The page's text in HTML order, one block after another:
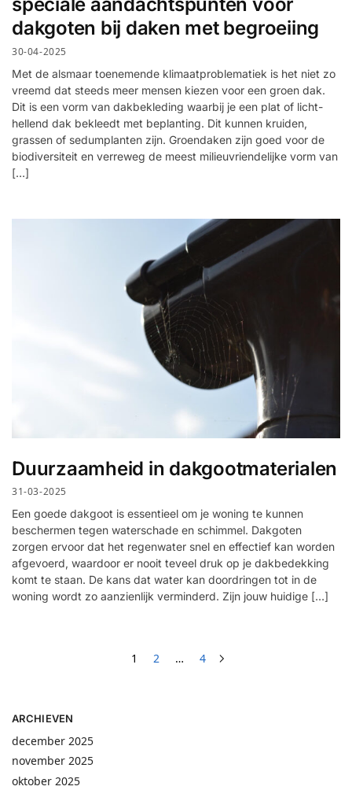
speciale aandachtspunten voor
dakgoten bij daken met begroeiing
30-04-2025
Met de alsmaar toenemende klimaatproblematiek is het niet zo
vreemd dat steeds meer mensen kiezen voor een groen dak.
Dit is een vorm van dakbekleding waarbij je een plat of licht-
hellend dak bekleedt met beplanting. Dit kunnen kruiden,
grassen of sedumplanten zijn. Groendaken zijn goed voor de
biodiversiteit en verreweg de meest milieuvriendelijke vorm van
[…]
Duurzaamheid in dakgootmaterialen
31-03-2025
Een goede dakgoot is essentieel om je woning te kunnen
beschermen tegen waterschade en schimmel. Dakgoten
zorgen ervoor dat het regenwater snel en effectief kan worden
afgevoerd, waardoor er nooit teveel druk op je dakbedekking
komt te staan. De kans dat water kan doordringen tot in de
woning wordt zo aanzienlijk verminderd. Zijn jouw huidige […]
1 2 … 4
ARCHIEVEN
december 2025
november 2025
oktober 2025